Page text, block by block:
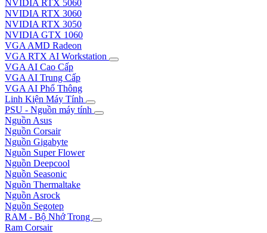
NVIDIA RTX 5060
NVIDIA RTX 3060
NVIDIA RTX 3050
NVIDIA GTX 1060
VGA AMD Radeon
VGA RTX AI Workstation
VGA AI Cao Cấp
VGA AI Trung Cấp
VGA AI Phổ Thông
Linh Kiện Máy Tính
PSU - Nguồn máy tính
Nguồn Asus
Nguồn Corsair
Nguồn Gigabyte
Nguồn Super Flower
Nguồn Deepcool
Nguồn Seasonic
Nguồn Thermaltake
Nguồn Asrock
Nguồn Segotep
RAM - Bộ Nhớ Trong
Ram Corsair